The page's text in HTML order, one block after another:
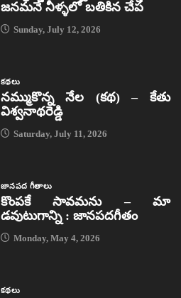
జనమనే నీళ్ళలో బతికిన చేప
Sunday, July 12, 2026
కథలు
నమ్ముకొన్న నేల (కథ) – కేతు
విశ్వనాథరెడ్డి
Saturday, July 11, 2026
జానపద గీతాలు
కొంపకే సావమను – మా
డవుటుగాన్ని : జానపదగీతం
Monday, May 4, 2026
కథలు